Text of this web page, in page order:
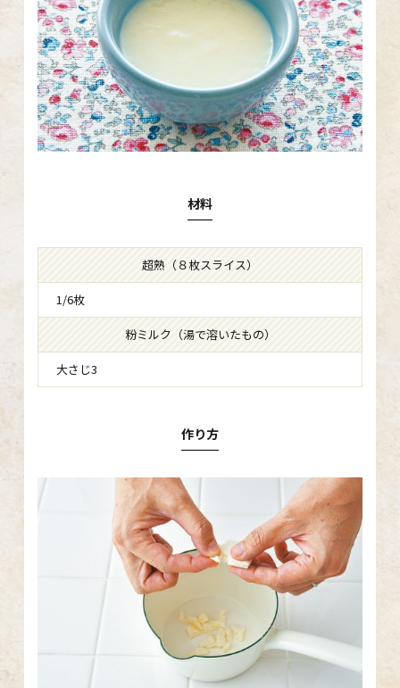
材料
超熟（８枚スライス）
1/6枚
粉ミルク（湯で溶いたもの）
大さじ3
作り方